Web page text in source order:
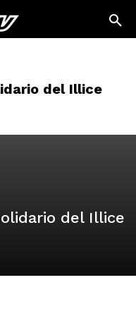
del Illice
del Illice